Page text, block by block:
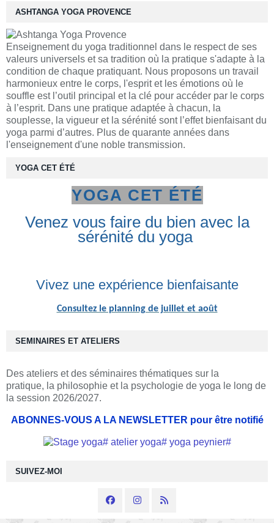
SUIVEZ-MOI
ASHTANGA YOGA PROVENCE
Enseignement du yoga traditionnel dans le respect de ses
valeurs universels et sa tradition où la pratique s'adapte à la
condition de chaque pratiquant. Nous proposons un travail
harmonieux entre le corps, l'esprit et les émotions où le
souffle est l’outil principal et la clé pour accéder par le corps
à l’esprit. Dans une pratique adaptée à chacun, la
souplesse, la vigueur et la sérénité sont l’effet bienfaisant du
yoga parmi d’autres. Plus de quarante années dans
l'enseignement d'une noble transmission.
SEMINAIRES ET ATELIERS
Des ateliers et des séminaires thématiques sur la
pratique, la philosophie et la psychologie de yoga le long de
la session 2026/2027.
ABONNES-VOUS A LA NEWSLETTER pour être notifié
YOGA CET ÉTÉ
YOGA CET ÉTÉ
Venez vous faire du bien avec la
sérénité du yoga
Vivez une expérience bienfaisante
Consultez le planning de juillet et août